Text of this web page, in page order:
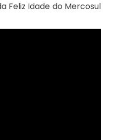
Feliz Idade do Mercosul